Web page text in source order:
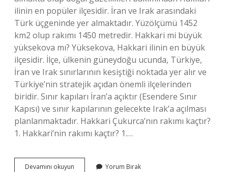
ilinin en popüler ilçesidir. İran ve Irak arasındaki
Türk üçgeninde yer almaktadır. Yüzölçümü 1452
km2 olup rakımı 1450 metredir. Hakkari mi büyük
yüksekova mı? Yüksekova, Hakkari ilinin en büyük
ilçesidir. İlçe, ülkenin güneydoğu ucunda, Türkiye,
İran ve Irak sınırlarının kesiştiği noktada yer alır ve
Türkiye’nin stratejik açıdan önemli ilçelerinden
biridir. Sınır kapıları İran’a açıktır (Esendere Sınır
Kapısı) ve sınır kapılarının gelecekte Irak’a açılması
planlanmaktadır. Hakkari Çukurca’nın rakımı kaçtır?
1. Hakkari’nin rakımı kaçtır? 1.…
Devamını okuyun Esendere Yorum Bırak